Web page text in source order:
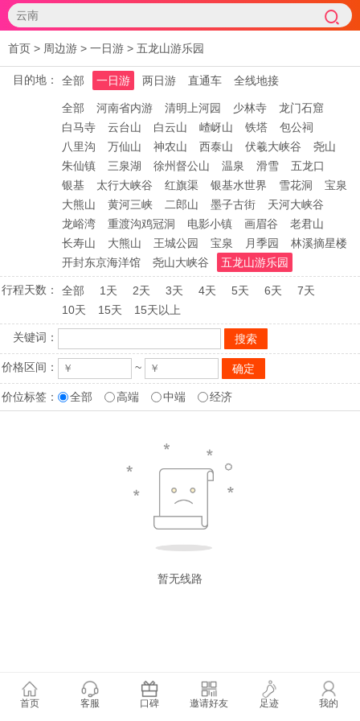
首页 > 周边游 > 一日游 > 五龙山游乐园
目的地： 全部 一日游 两日游 直通车 全线地接
全部 河南省内游 清明上河园 少林寺
龙门石窟
白马寺
云台山 白云山 嵖岈山 铁塔
包公祠
八里沟
万仙山 神农山 西泰山 伏羲大峡谷
尧山
朱仙镇
三泉湖 徐州督公山 温泉 滑雪
五龙口
银基
太行大峡谷 红旗渠 银基水世界 雪花洞
宝泉
大熊山
黄河三峡 二郎山 墨子古街
天河大峡谷
龙峪湾
重渡沟鸡冠洞 电影小镇 画眉谷
老君山
长寿山
大熊山 王城公园 宝泉 月季园
林溪摘星楼
开封东京海洋馆
尧山大峡谷 五龙山游乐园
行程天数： 全部 1天 2天 3天 4天 5天 6天
7天
10天
15天 15天以上
关键词：
价格区间： ~
价位标签： 全部 高端 中端 经济
暂无线路
首页 客服 口碑 邀请好友 足迹 我的